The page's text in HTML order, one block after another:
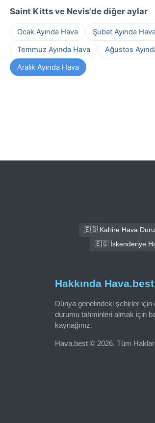
Saint Kitts ve Nevis'de diğer aylar
Ocak Ayında Hava Şubat Ayında
Temmuz Ayında Hava
Ağustos
Aralık Ayında Hava
🇪🇬 Kahire Hava
🇪🇬 İskenderiye
Hakkında Hava.best
Dünya genelindeki şehirler için
durumu tahminleri almak için
kaynağınız.
Hava.best © 2026. Tüm Hakları